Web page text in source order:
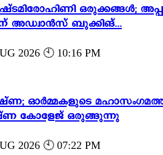
ഒരുക്കങ്ങൾ;
അഡ്വാൻസ് ബുക്കിങ്...
2026 🕙 10:16 PM
ഓർമ്മകളുടെ
കോളേജ് ഒരുങ്ങുന്നു
2026 🕙 07:22 PM